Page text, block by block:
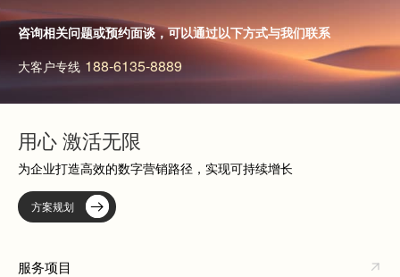
咨询相关问题或预约面谈，可以通过以下方式与我们联系
大客户专线 188-6135-8889
用心 激活无限
为企业打造高效的数字营销路径，实现可持续增长
方案规划
服务项目